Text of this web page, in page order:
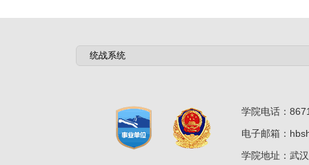
学院电话：
电子邮箱：
学院地址：武